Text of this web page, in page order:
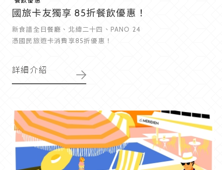
國旅卡友獨享 85折餐飲優惠！
新食譜全日餐廳、北緯二十四、PANO 24
憑國民旅遊卡消費享85折優惠！
詳細介紹